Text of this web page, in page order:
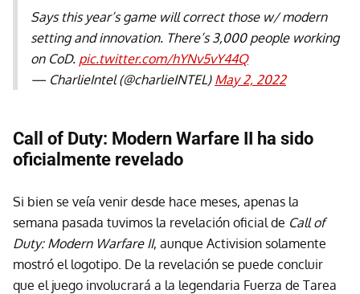
Says this year’s game will correct those w/ modern
setting and innovation. There’s 3,000 people working
on CoD. pic.twitter.com/hYNv5vY44Q
— CharlieIntel (@charlieINTEL) May 2, 2022
Call of Duty: Modern Warfare II ha sido
oficialmente revelado
Si bien se veía venir desde hace meses, apenas la
semana pasada tuvimos la revelación oficial de Call of
Duty: Modern Warfare II, aunque Activision solamente
mostró el logotipo. De la revelación se puede concluir
que el juego involucrará a la legendaria Fuerza de Tarea